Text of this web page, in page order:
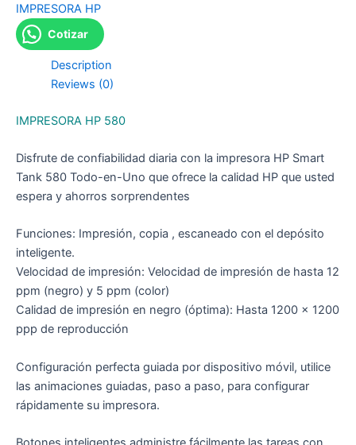
IMPRESORA HP
Cotizar
Description
Reviews (0)
IMPRESORA HP 580
Disfrute de confiabilidad diaria con la impresora HP Smart
Tank 580 Todo-en-Uno que ofrece la calidad HP que usted
espera y ahorros sorprendentes
Funciones: Impresión, copia , escaneado con el depósito
inteligente.
Velocidad de impresión: Velocidad de impresión de hasta 12
ppm (negro) y 5 ppm (color)
Calidad de impresión en negro (óptima): Hasta 1200 x 1200
ppp de reproducción
Configuración perfecta guiada por dispositivo móvil, utilice
las animaciones guiadas, paso a paso, para configurar
rápidamente su impresora.